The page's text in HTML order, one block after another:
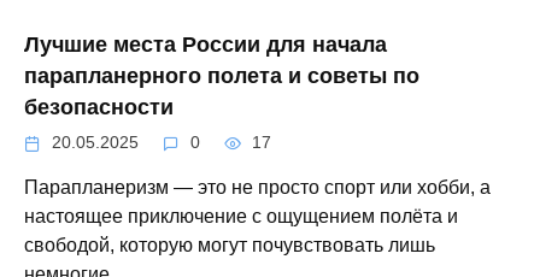
Лучшие места России для начала
парапланерного полета и советы по
безопасности
20.05.2025 0 17
Парапланеризм — это не просто спорт или хобби, а
настоящее приключение с ощущением полёта и
свободой, которую могут почувствовать лишь